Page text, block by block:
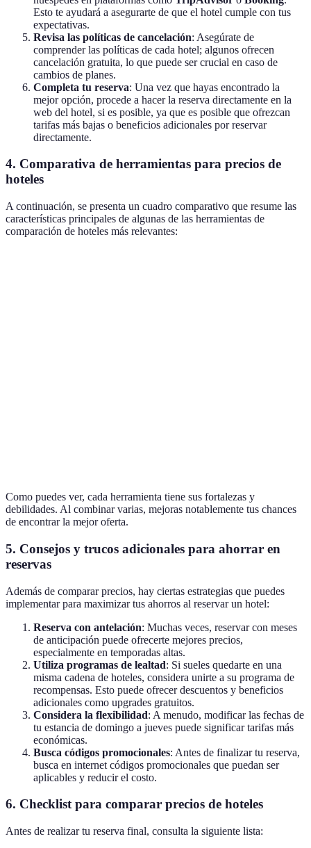
Esto te ayudará a asegurarte de que el hotel cumple con tus
expectativas.
Revisa las políticas de cancelación: Asegúrate de
comprender las políticas de cada hotel; algunos ofrecen
cancelación gratuita, lo que puede ser crucial en caso de
cambios de planes.
Completa tu reserva: Una vez que hayas encontrado la
mejor opción, procede a hacer la reserva directamente en la
web del hotel, si es posible, ya que es posible que ofrezcan
tarifas más bajas o beneficios adicionales por reservar
directamente.
4. Comparativa de herramientas para precios de
hoteles
A continuación, se presenta un cuadro comparativo que resume las
características principales de algunas de las herramientas de
comparación de hoteles más relevantes:
Como puedes ver, cada herramienta tiene sus fortalezas y
debilidades. Al combinar varias, mejoras notablemente tus chances
de encontrar la mejor oferta.
5. Consejos y trucos adicionales para ahorrar en
reservas
Además de comparar precios, hay ciertas estrategias que puedes
implementar para maximizar tus ahorros al reservar un hotel:
Reserva con antelación: Muchas veces, reservar con meses
de anticipación puede ofrecerte mejores precios,
especialmente en temporadas altas.
Utiliza programas de lealtad: Si sueles quedarte en una
misma cadena de hoteles, considera unirte a su programa de
recompensas. Esto puede ofrecer descuentos y beneficios
adicionales como upgrades gratuitos.
Considera la flexibilidad: A menudo, modificar las fechas de
tu estancia de domingo a jueves puede significar tarifas más
económicas.
Busca códigos promocionales: Antes de finalizar tu reserva,
busca en internet códigos promocionales que puedan ser
aplicables y reducir el costo.
6. Checklist para comparar precios de hoteles
Antes de realizar tu reserva final, consulta la siguiente lista: